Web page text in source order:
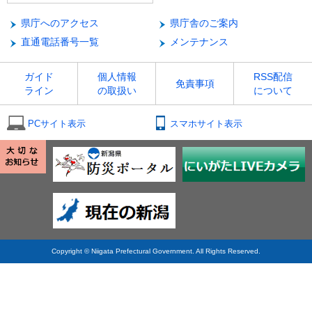
県庁へのアクセス
県庁舎のご案内
直通電話番号一覧
メンテナンス
ガイド
ライン
個人情報
の取扱い
免責事項
RSS配信
について
PCサイト表示 スマホサイト表示
Copyright © Niigata Prefectural Government. All Rights Reserved.